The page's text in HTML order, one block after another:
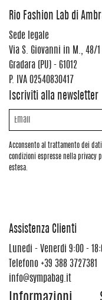
Rio Fashion Lab di
Sede legale
Via S. Giovanni in M., 48/1
Gradara (PU) - 61012
P. IVA 02540830417
Iscriviti alla newsletter
Acconsento al trattamento dei
condizioni espresse nella privacy
estesa.
Assistenza Clienti
Lunedi - Venerdi 9:00 -
Telefono +39 388 3727381
info@sympabag.it